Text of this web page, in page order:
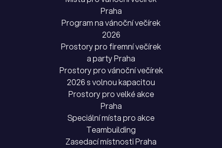
Praha
Program na vánoční večírek
2026
Prostory pro firemní večírek
a party Praha
Prostory pro vánoční večírek
2026 s volnou kapacitou
Prostory pro velké akce
Praha
Speciální místa pro akce
Teambuilding
Zasedací místnosti Praha